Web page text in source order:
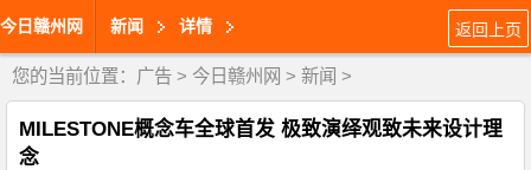
今日赣州网 新闻 详情 返回上页
您的当前位置： 广告 > 今日赣州网 > 新闻 >
MILESTONE概念车全球首发 极致演绎观致未来设计理
念